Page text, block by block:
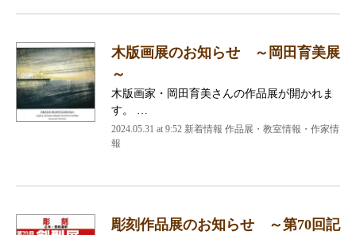
木版画展のお知らせ ～岡田育美展
～
木版画家・岡田育美さんの作品展が開かれま
す。 …
2024.05.31 at 9:52 新着情報 作品展・教室情報・作家情
報
彫刻作品展のお知らせ ～第70回記